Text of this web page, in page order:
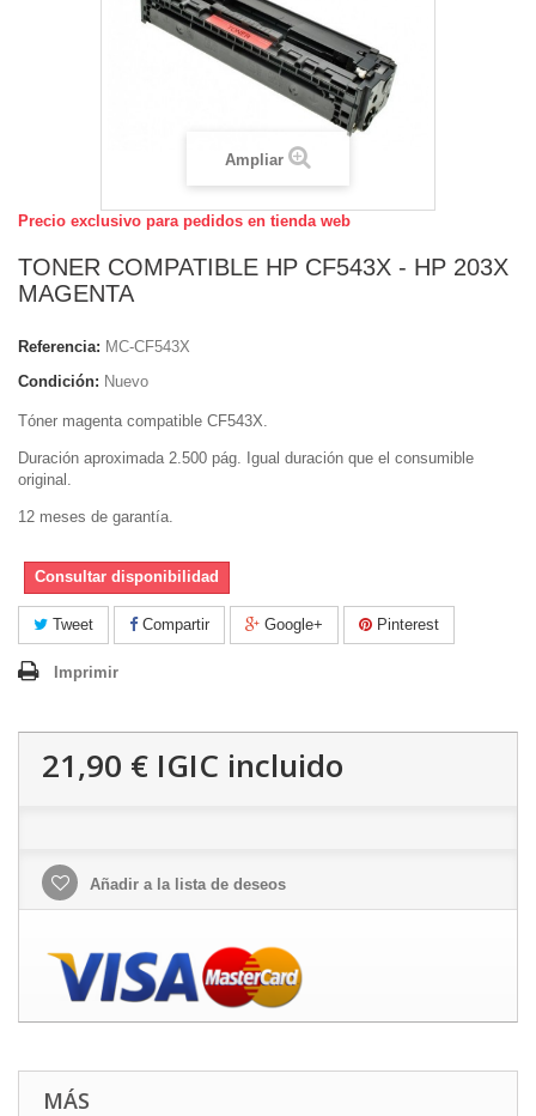
Ampliar
Precio exclusivo para pedidos en tienda web
TONER COMPATIBLE HP CF543X - HP 203X
MAGENTA
Referencia: MC-CF543X
Condición: Nuevo
Tóner magenta compatible CF543X.
Duración aproximada 2.500 pág. Igual duración que el consumible
original.
12 meses de garantía.
Consultar disponibilidad
Tweet Compartir Google+ Pinterest
Imprimir
21,90 € IGIC incluido
Añadir a la lista de deseos
MÁS